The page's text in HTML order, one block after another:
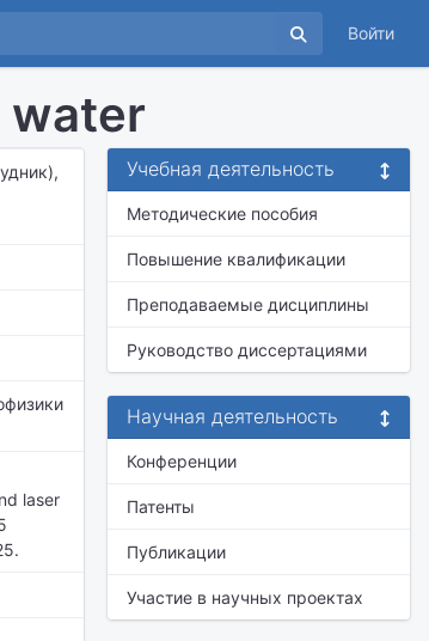
Войти
water
laser
Учебная деятельность
Методические пособия
Повышение квалификации
Преподаваемые дисциплины
Руководство диссертациями
Научная деятельность
Конференции
Патенты
Публикации
Участие в научных проектах